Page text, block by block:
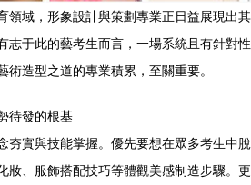
領域，形象設計與策劃專業正日益展現出其
志于此的藝考生而言，一場系統且有針對性
術造型之道的專業積累，至關重要。
待發的根基
夯實與技能掌握。優先要想在眾多考生中脫
妝、服飾搭配技巧等體觀美感制造步驟。更